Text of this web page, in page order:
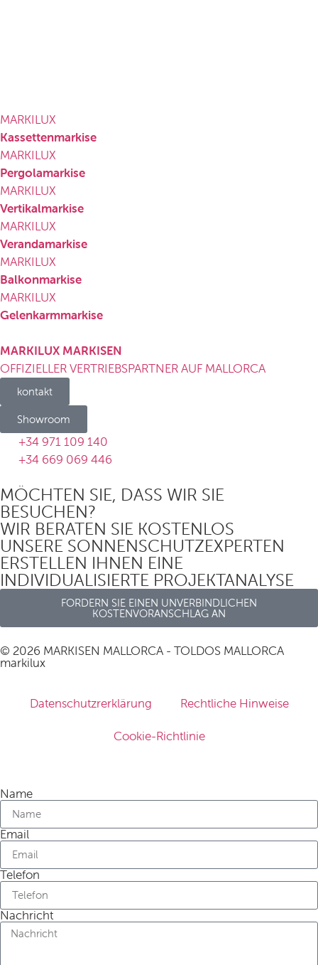
MARKILUX
Kassettenmarkise
MARKILUX
Pergolamarkise
MARKILUX
Vertikalmarkise
MARKILUX
Verandamarkise
MARKILUX
Balkonmarkise
MARKILUX
Gelenkarmmarkise
MARKILUX MARKISEN
OFFIZIELLER VERTRIEBSPARTNER AUF MALLORCA
kontakt
Showroom
+34 971 109 140
+34 669 069 446
MÖCHTEN SIE, DASS WIR SIE
BESUCHEN?
WIR BERATEN SIE KOSTENLOS
UNSERE SONNENSCHUTZEXPERTEN
ERSTELLEN IHNEN EINE
INDIVIDUALISIERTE PROJEKTANALYSE
FORDERN SIE EINEN UNVERBINDLICHEN
KOSTENVORANSCHLAG AN
© 2026 MARKISEN MALLORCA - TOLDOS MALLORCA
markilux
Datenschutzrerklärung Rechtliche Hinweise
Cookie-Richtlinie
Name
Email
Telefon
Nachricht